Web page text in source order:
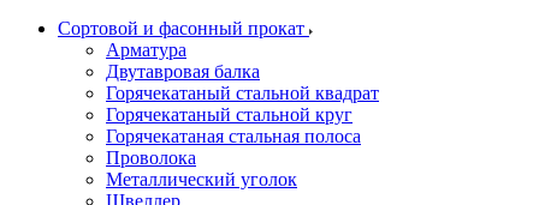
Сортовой и фасонный прокат
Арматура
Двутавровая балка
Горячекатаный стальной квадрат
Горячекатаный стальной круг
Горячекатаная стальная полоса
Проволока
Металлический уголок
Швеллер